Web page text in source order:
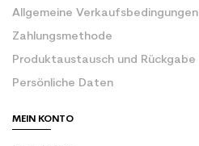
Allgemeine Verkaufsbedingungen
Zahlungsmethode
Produktaustausch und Rückgabe
Persönliche Daten
MEIN KONTO